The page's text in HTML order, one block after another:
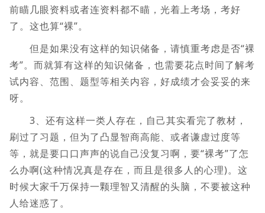
前瞄几眼资料或者连资料都不瞄，光着上考场，考好
了。这也算“裸”。
但是如果没有这样的知识储备，请慎重考虑是否“裸
考”。而就算有这样的知识储备，也需要花点时间了解考
试内容、范围、题型等相关内容，好成绩才会妥妥的来
呀。
3、还有这样一类人存在，自己其实看完了教材，
刷过了习题，但为了凸显智商高能、或者谦虚过度等
等，就是要口口声声的说自己没复习啊，要“裸考”了怎
么办啊(这种情况真是存在，而且是很多人的心理)。这
时候大家千万保持一颗理智又清醒的头脑，不要被这种
人给迷惑了。